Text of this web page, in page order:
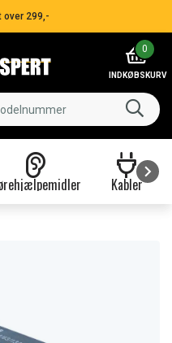
over 299,-
0
INDKØBSKURV
Kabler